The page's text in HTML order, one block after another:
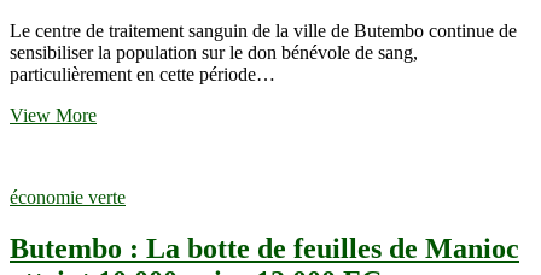
entrepreneures
appellent
au
des
répondre
la
Le centre de traitement sanguin de la ville de Butembo continue de
sensibiliser la population sur le don bénévole de sang,
particulièrement en cette période…
View MoreButembo:
dans
campagne
de
économie verte
Butembo : La botte de feuilles de Manioc